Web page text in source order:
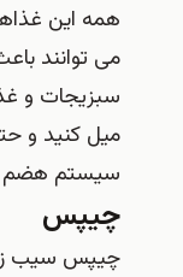
همه این
می توانند
سبزیجات و
میل کنید و
سیستم هضم
چیپس
چیپس سیب